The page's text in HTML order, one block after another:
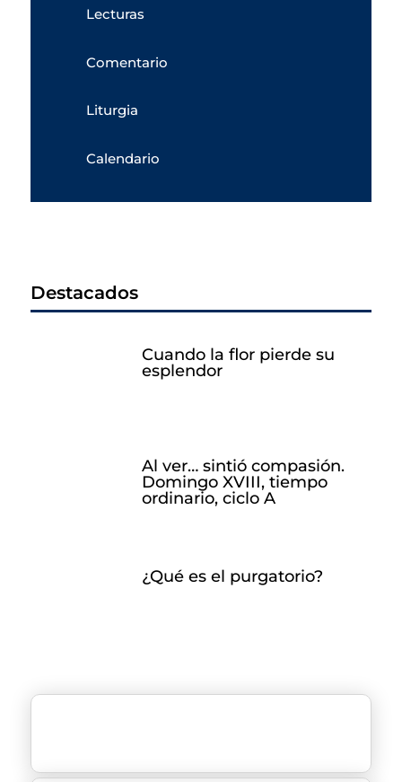
Lecturas
Comentario
Liturgia
Calendario
Destacados
Cuando la flor pierde su
esplendor
Al ver… sintió compasión.
Domingo XVIII, tiempo
ordinario, ciclo A
¿Qué es el purgatorio?